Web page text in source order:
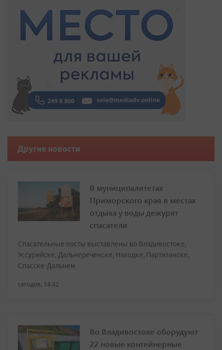
Другие новости
В муниципалитетах
Приморского края в местах
отдыха у воды дежурят
спасатели
Спасательные посты выставлены во Владивостоке,
Уссурийске, Дальнереченске, Находке, Партизанске,
Спасске-Дальнем
сегодня, 14:42
Во Владивостоке оборудуют
22 новые контейнерные